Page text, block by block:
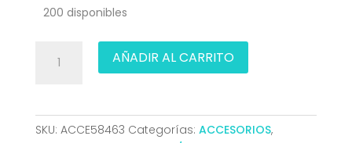
200 disponibles
ESCRITORIO
AÑADIR AL CARRITO
SKU: ACCE58463 Categorías: ACCESORIOS,